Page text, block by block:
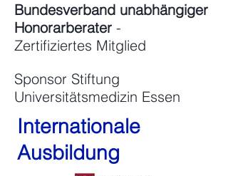
Bundesverband unabhängiger
Honorarberater -
Zertifiziertes Mitglied
Sponsor Stiftung
Universitätsmedizin Essen
Internationale
Ausbildung